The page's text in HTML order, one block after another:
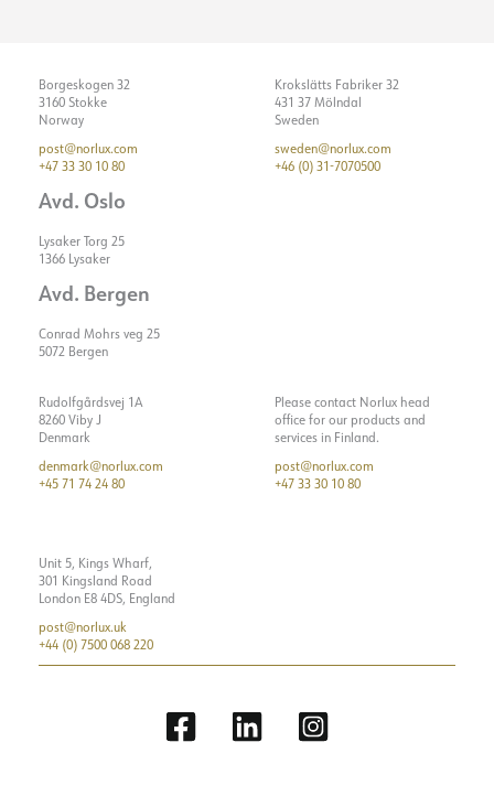
Borgeskogen 32
3160 Stokke
Norway
post@norlux.com
+47 33 30 10 80
Avd. Oslo
Lysaker Torg 25
1366 Lysaker
Avd. Bergen
Conrad Mohrs veg 25
5072 Bergen
Krokslätts Fabriker 32
431 37 Mölndal
Sweden
sweden@norlux.com
+46 (0) 31-7070500
Rudolfgårdsvej 1A
8260 Viby J
Denmark
denmark@norlux.com
+45 71 74 24 80
Please contact Norlux head
office for our products and
services in Finland.
post@norlux.com
+47 33 30 10 80
Unit 5, Kings Wharf,
301 Kingsland Road
London E8 4DS, England
post@norlux.uk
+44 (0) 7500 068 220